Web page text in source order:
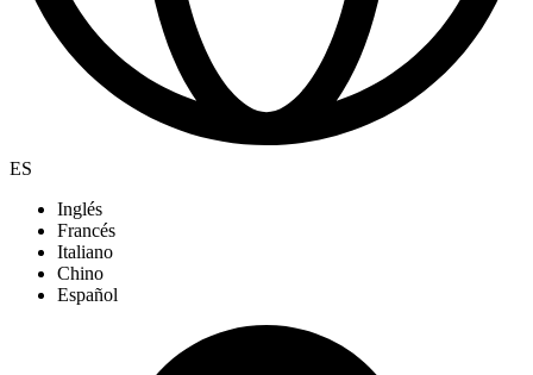
ES
Inglés
Francés
Italiano
Chino
Español